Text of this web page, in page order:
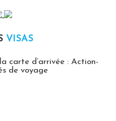
VISAS
carte d’arrivée : Action-
de voyage